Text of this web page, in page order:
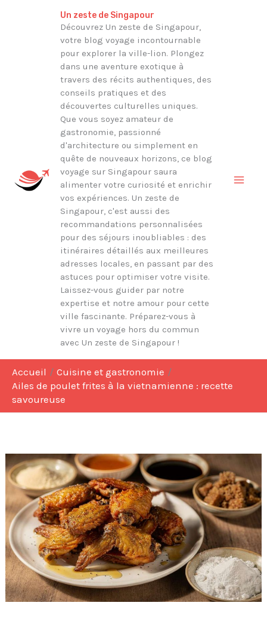
Un zeste de Singapour
Découvrez Un zeste de Singapour,
votre blog voyage incontournable
pour explorer la ville-lion. Plongez
dans une aventure exotique à
travers des récits authentiques, des
conseils pratiques et des
découvertes culturelles uniques.
Que vous soyez amateur de
gastronomie, passionné
d'architecture ou simplement en
quête de nouveaux horizons, ce blog
voyage sur Singapour saura
alimenter votre curiosité et enrichir
vos expériences. Un zeste de
Singapour, c'est aussi des
recommandations personnalisées
pour des séjours inoubliables : des
itinéraires détaillés aux meilleures
adresses locales, en passant par des
astuces pour optimiser votre visite.
Laissez-vous guider par notre
expertise et notre amour pour cette
ville fascinante. Préparez-vous à
vivre un voyage hors du commun
avec Un zeste de Singapour !
Accueil
Cuisine et gastronomie
Ailes de poulet frites à la vietnamienne : recette
savoureuse
Rechercher